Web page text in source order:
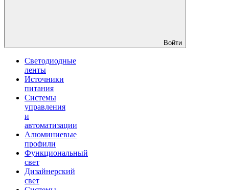
Войти
Светодиодные
ленты
Источники
питания
Системы
управления
и
автоматизации
Алюминиевые
профили
Функциональный
свет
Дизайнерский
свет